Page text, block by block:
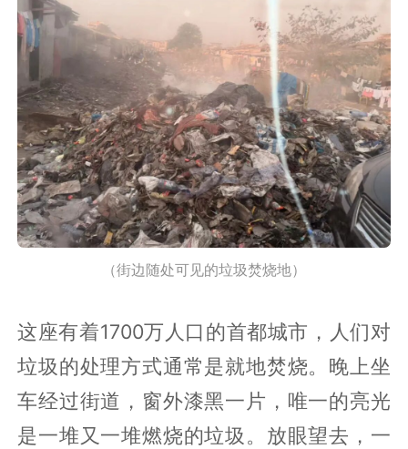
（街边随处可见的垃圾焚烧地）
这座有着1700万人口的首都城市，人们对
垃圾的处理方式通常是就地焚烧。晚上坐
车经过街道，窗外漆黑一片，唯一的亮光
是一堆又一堆燃烧的垃圾。放眼望去，一